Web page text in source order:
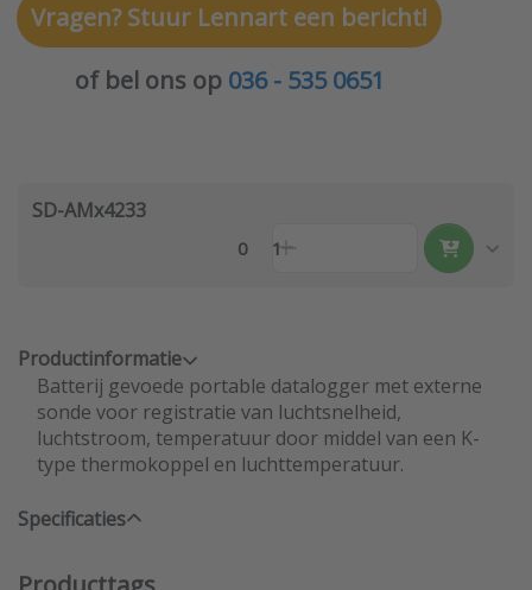
Vragen? Stuur Lennart een bericht!
of bel ons op 036 - 535 0651
SD-AMx4233
0 1
Productinformatie
Batterij gevoede portable datalogger met externe
sonde voor registratie van luchtsnelheid,
luchtstroom, temperatuur door middel van een K-
type thermokoppel en luchttemperatuur.
Specificaties